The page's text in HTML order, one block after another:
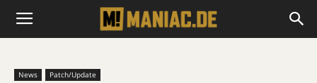
News Patch/Update